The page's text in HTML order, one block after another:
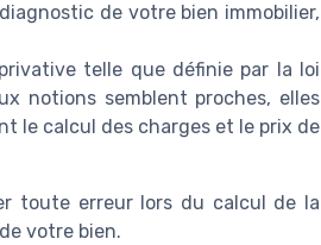
de votre bien immobilier,
telle que définie par la loi
notions semblent proches, elles
le calcul des charges et le prix de
toute erreur lors du calcul de la
votre bien.